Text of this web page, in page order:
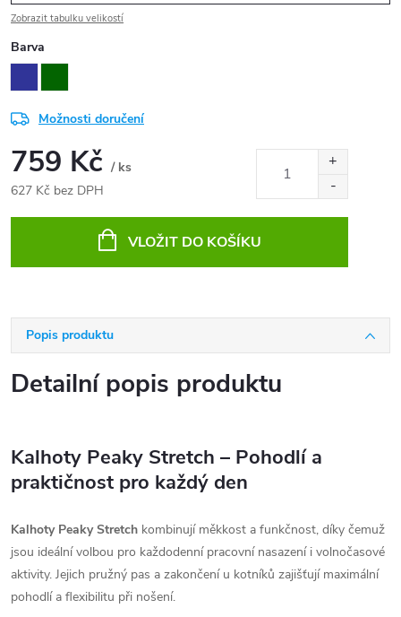
Zobrazit tabulku velikostí
Barva
Možnosti doručení
759 Kč / ks
627 Kč bez DPH
VLOŽIT DO KOŠÍKU
Popis produktu
Detailní popis produktu
Kalhoty Peaky Stretch – Pohodlí a
praktičnost pro každý den
Kalhoty Peaky Stretch kombinují měkkost a funkčnost, díky čemuž
jsou ideální volbou pro každodenní pracovní nasazení i volnočasové
aktivity. Jejich pružný pas a zakončení u kotníků zajišťují maximální
pohodlí a flexibilitu při nošení.